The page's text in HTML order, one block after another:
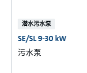
潜水污水泵
SE/SL 9-30 kW
污水泵